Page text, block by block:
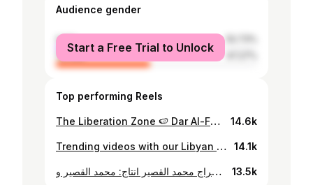
Audience gender
male
female
Start a Free Trial to Unlock
Top performing Reels
The Liberation Zone 🍉 Dar Al-Fanoon, Treeq Al-Sika دار الفنون، طريق السكة 3/8/2024 - 5/8/2024🔻 14.6k
Trending videos with our Libyan traditional costumes, Idea by @hadeelfahmiy . Directed by @the_alemam . Lights by @elgassier_mt . Make up by @amina_ben.khalifa1 . Guests: @abdohammad_ @bawwuh @ramibariko 14.1k
احمد بورقيعة و وصال جبريل ليبيان يعيشان في أمريكا، يحكو عن انطباعهم لاول مشية ليهم لغدامس، تفاعلهم مع العادات القديمة الغدامسية، تاريخها حضارتها الي جزء من الحضارة الليبية. في فيلم "لحن الكثبان" قريبا تصوير و اخراج محمد القصير انتاج: محمد القصير و @zezo_elspei بمساعدة @ben.masli مساعدة في الترجمة @tiwatriwin Ahmed and wesaal two Libyans living in the US in this documentary they take us with them and talk about their first impressions on the culture. In "Melody of dunes" 13.5k